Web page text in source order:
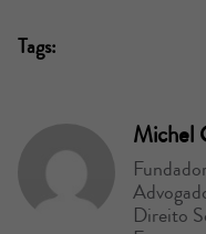
Tags:
Michel
Direito